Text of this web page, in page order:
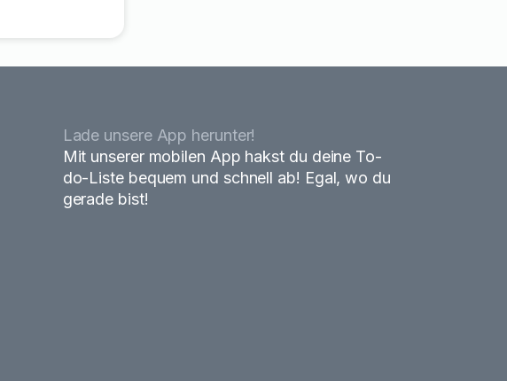
Lade unsere App herunter!
Mit unserer mobilen App hakst du deine To-
do-Liste bequem und schnell ab! Egal, wo du
gerade bist!